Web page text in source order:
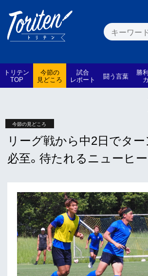
トリテン
TOP
今節の
見どころ
試合
レポート 闘う言葉 勝
今節の見どころ
リーグ戦から中2日でタ
必至。待たれるニューヒ